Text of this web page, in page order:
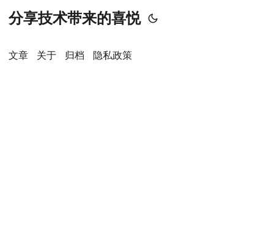
分享技术带来的喜悦
文章 关于 归档 隐私政策